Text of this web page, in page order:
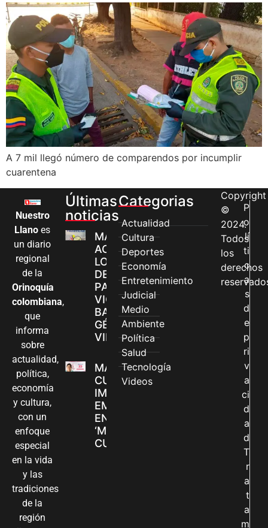
A 7 mil llegó número de comparendos por incumplir
cuarentena
Nuestro
Llano es
un diario
regional
de la
Orinoquía
colombiana,
que
informa
sobre
actualidad,
política,
economía
y cultura,
con un
enfoque
especial
en la vida
y las
tradiciones
de la
región
Últimas
noticias
MÁS MUJERES
ACCEDEN A
LOS CANALES
DE ATENCIÓN
PARA
VIOLENCIAS
BASADAS EN
GÉNERO EN
VILLAVICENCIO
MADRES
CUIDADORAS
IMPULSAN SUS
EMPRENDIMIENTOS
EN LA FERIA
‘MANOS QUE
CUIDAN Y CREAN’
Categorias
Actualidad
Cultura
Deportes
Economía
Entretenimiento
Judicial
Medio
Ambiente
Política
Salud
Tecnología
Videos
Copyright
©
2024.
Todos
los
derechos
P
o
lí
ti
c
a
s
d
e
p
ri
v
a
ci
d
a
d
T
r
a
t
a
m